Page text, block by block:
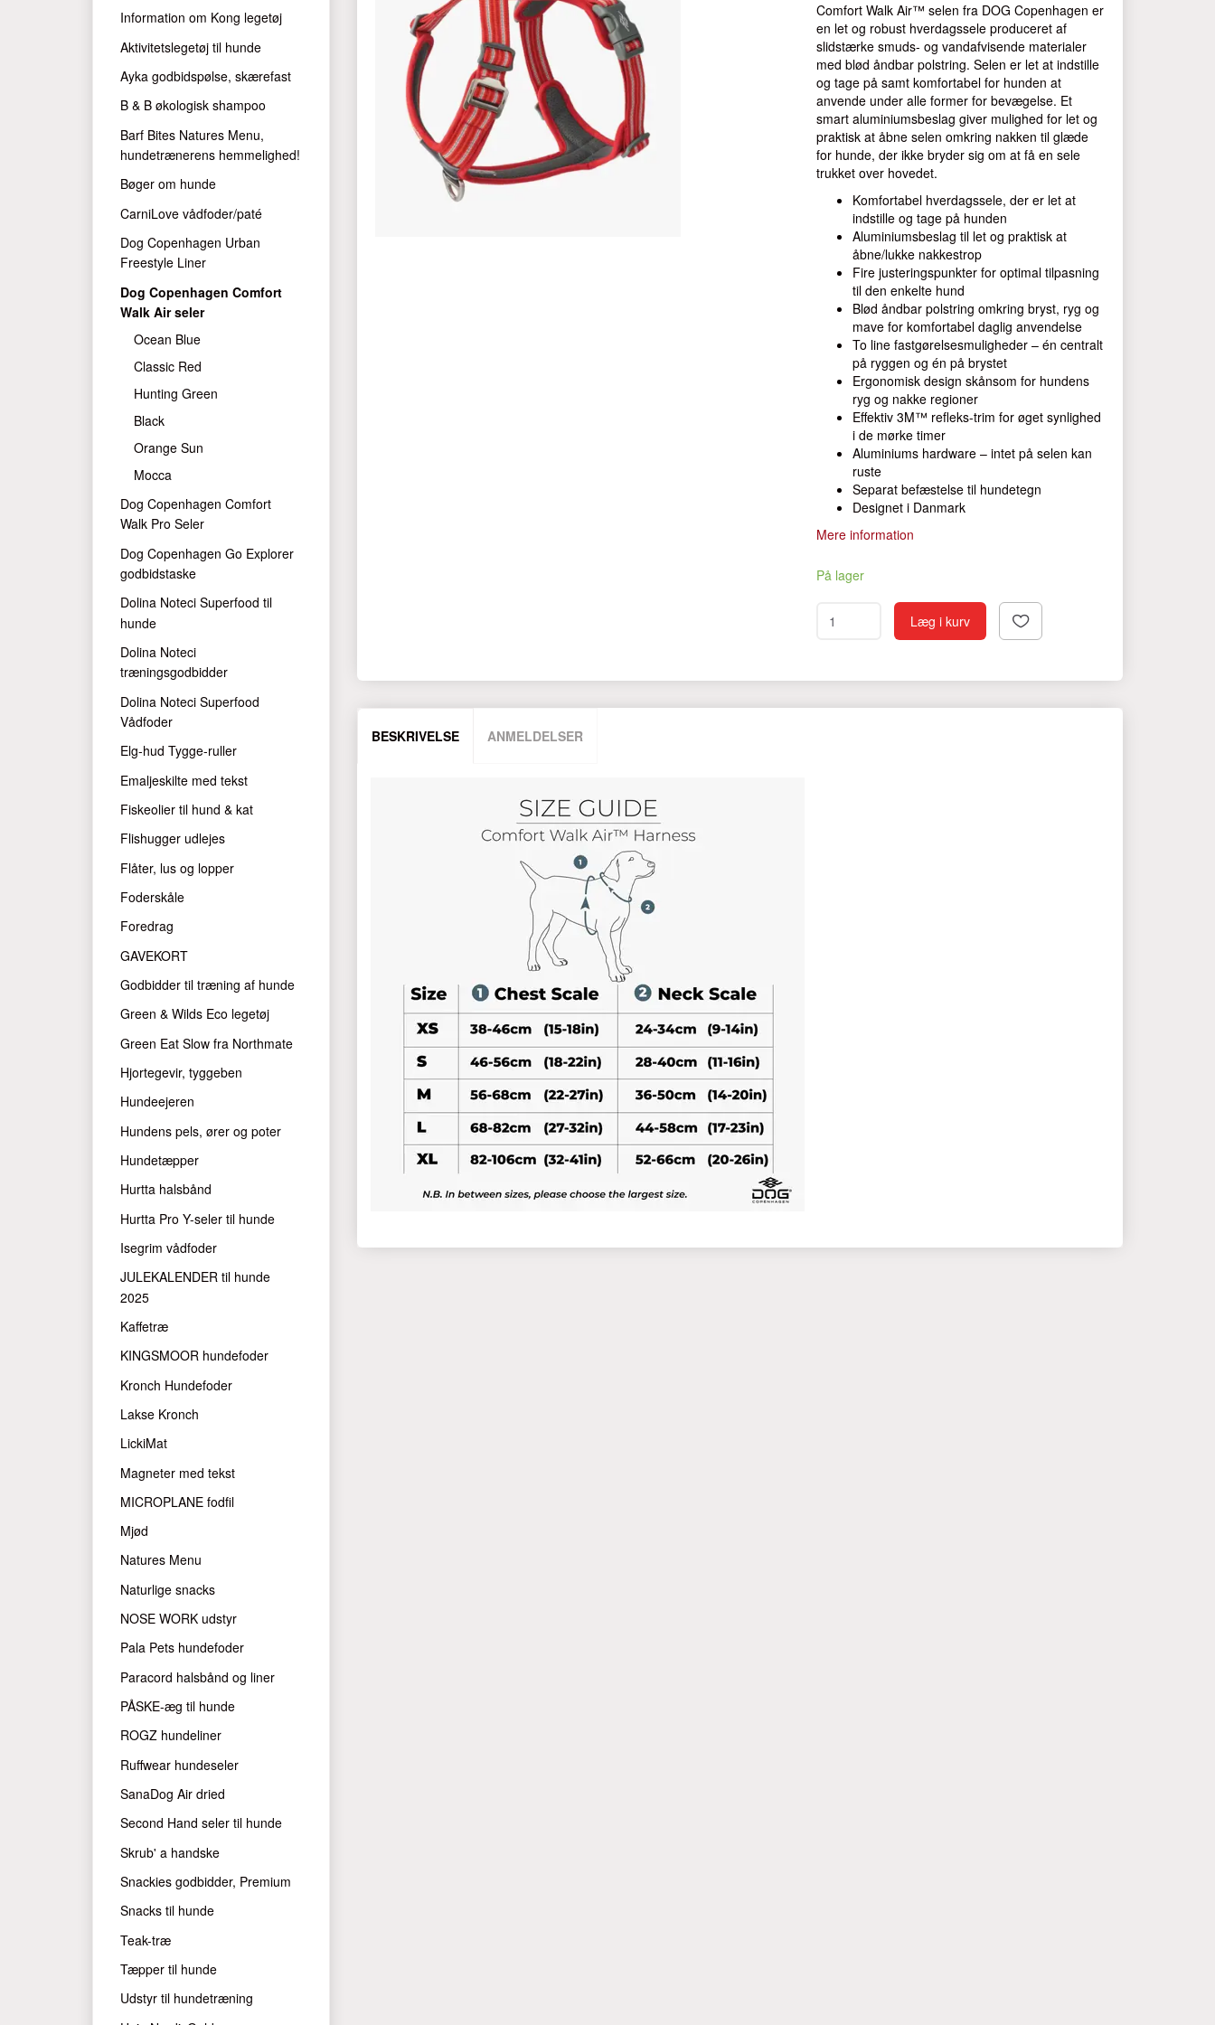
Information om Kong legetøj
Aktivitetslegetøj til hunde
Ayka godbidspølse, skærefast
B & B økologisk shampoo
Barf Bites Natures Menu,
hundetrænerens hemmelighed!
Bøger om hunde
CarniLove vådfoder/paté
Dog Copenhagen Urban
Freestyle Liner
Dog Copenhagen Comfort
Walk Air seler
Ocean Blue
Classic Red
Hunting Green
Black
Orange Sun
Mocca
Dog Copenhagen Comfort
Walk Pro Seler
Dog Copenhagen Go Explorer
godbidstaske
Dolina Noteci Superfood til
hunde
Dolina Noteci
træningsgodbidder
Dolina Noteci Superfood
Vådfoder
Elg-hud Tygge-ruller
Emaljeskilte med tekst
Fiskeolier til hund & kat
Flishugger udlejes
Flåter, lus og lopper
Foderskåle
Foredrag
GAVEKORT
Godbidder til træning af hunde
Green & Wilds Eco legetøj
Green Eat Slow fra Northmate
Hjortegevir, tyggeben
Hundeejeren
Hundens pels, ører og poter
Hundetæpper
Hurtta halsbånd
Hurtta Pro Y-seler til hunde
Isegrim vådfoder
JULEKALENDER til hunde
2025
Kaffetræ
KINGSMOOR hundefoder
Kronch Hundefoder
Lakse Kronch
LickiMat
Magneter med tekst
MICROPLANE fodfil
Mjød
Natures Menu
Naturlige snacks
NOSE WORK udstyr
Pala Pets hundefoder
Paracord halsbånd og liner
PÅSKE-æg til hunde
ROGZ hundeliner
Ruffwear hundeseler
SanaDog Air dried
Second Hand seler til hunde
Skrub' a handske
Snackies godbidder, Premium
Snacks til hunde
Teak-træ
Tæpper til hunde
Udstyr til hundetræning
Comfort Walk Air™ selen fra DOG Copenhagen er
en let og robust hverdagssele produceret af
slidstærke smuds- og vandafvisende materialer
med blød åndbar polstring. Selen er let at indstille
og tage på samt komfortabel for hunden at
anvende under alle former for bevægelse. Et
smart aluminiumsbeslag giver mulighed for let og
praktisk at åbne selen omkring nakken til glæde
for hunde, der ikke bryder sig om at få en sele
trukket over hovedet.
Komfortabel hverdagssele, der er let at
indstille og tage på hunden
Aluminiumsbeslag til let og praktisk at
åbne/lukke nakkestrop
Fire justeringspunkter for optimal tilpasning
til den enkelte hund
Blød åndbar polstring omkring bryst, ryg og
mave for komfortabel daglig anvendelse
To line fastgørelsesmuligheder – én centralt
på ryggen og én på brystet
Ergonomisk design skånsom for hundens
ryg og nakke regioner
Effektiv 3M™ refleks-trim for øget synlighed
i de mørke timer
Aluminiums hardware – intet på selen kan
ruste
Separat befæstelse til hundetegn
Designet i Danmark
Mere information
På lager
Læg i kurv
BESKRIVELSE ANMELDELSER